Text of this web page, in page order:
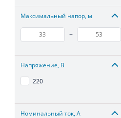
Максимальный напор, м
–
Напряжение, В
220
Номинальный ток, А